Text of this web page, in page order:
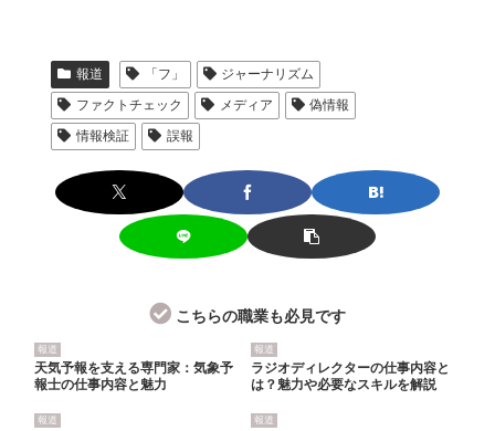
報道 「フ」
ジャーナリズム
ファクトチェック
メディア
偽情報
情報検証
誤報
こちらの職業も必見です
報道
天気予報を支える専門家：気象予
報士の仕事内容と魅力
報道
ラジオディレクターの仕事内容と
は？魅力や必要なスキルを解説
報道 報道